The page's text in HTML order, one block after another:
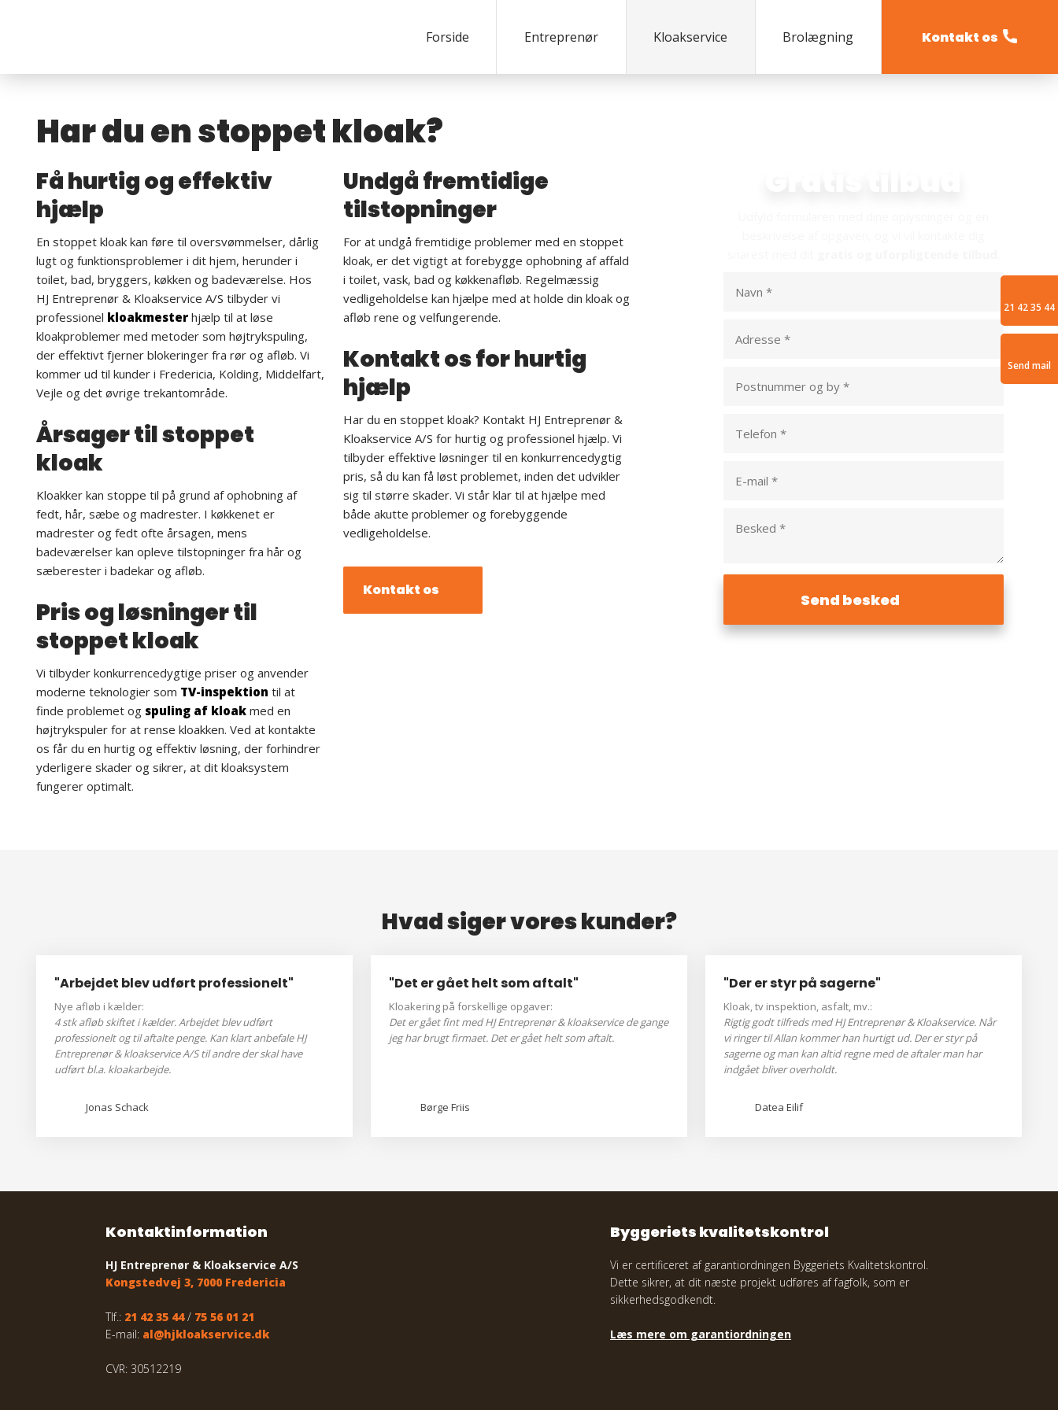
Forside Entreprenør Kloakservice Brolægning Kontakt os
21 42 35 44
Send mail
​Har du en stoppet kloak?
​Få hurtig og effektiv
hjælp
En stoppet kloak kan føre til oversvømmelser, dårlig
lugt og funktionsproblemer i dit hjem, herunder i
toilet, bad, bryggers, køkken og badeværelse. Hos
HJ Entreprenør & Kloakservice A/S tilbyder vi
professionel kloakmester hjælp til at løse
kloakproblemer med metoder som højtrykspuling,
der effektivt fjerner blokeringer fra rør og afløb. Vi
kommer ud til kunder i Fredericia, Kolding, Middelfart,
Vejle og det øvrige trekantområde.
Årsager til stoppet
kloak
Kloakker kan stoppe til på grund af ophobning af
fedt, hår, sæbe og madrester. I køkkenet er
madrester og fedt ofte årsagen, mens
badeværelser kan opleve tilstopninger fra hår og
sæberester i badekar og afløb.
Pris og løsninger til
stoppet kloak
Vi tilbyder konkurrencedygtige priser og anvender
moderne teknologier som TV-inspektion til at
finde problemet og spuling af kloak med en
højtrykspuler for at rense kloakken. Ved at kontakte
os får du en hurtig og effektiv løsning, der forhindrer
yderligere skader og sikrer, at dit kloaksystem
fungerer optimalt.
​Undgå fremtidige
tilstopninger
For at undgå fremtidige problemer med en stoppet
kloak, er det vigtigt at forebygge ophobning af affald
i toilet, vask, bad og køkkenafløb. Regelmæssig
vedligeholdelse kan hjælpe med at holde din kloak og
afløb rene og velfungerende.
Kontakt os for hurtig
hjælp
Har du en stoppet kloak? Kontakt HJ Entreprenør &
Kloakservice A/S for hurtig og professionel hjælp. Vi
tilbyder effektive løsninger til en konkurrencedygtig
pris, så du kan få løst problemet, inden det udvikler
sig til større skader. Vi står klar til at hjælpe med
både akutte problemer og forebyggende
vedligeholdelse.
Kontakt os
Hvad siger vores kunder?
"Arbejdet blev udført professionelt"
Nye afløb i kælder:
4 stk afløb skiftet i kælder. Arbejdet blev udført
professionelt og til aftalte penge. Kan klart anbefale HJ
Entreprenør & kloakservice A/S til andre der skal have
udført bl.a. kloakarbejde.
Jonas Schack
"Det er gået helt som aftalt"
Kloakering på forskellige opgaver:
Det er gået fint med HJ Entreprenør & kloakservice de gange
jeg har brugt firmaet. Det er gået helt som aftalt.
Børge Friis
"Der er styr på sagerne"
Kloak, tv inspektion, asfalt, mv.:
Rigtig godt tilfreds med HJ Entreprenør & Kloakservice. Når
vi ringer til Allan kommer han hurtigt ud. Der er styr på
sagerne og man kan altid regne med de aftaler man har
indgået bliver overholdt.
Datea Eilif
​Kontaktinformation
HJ Entreprenør & Kloakservice A/S
Kongstedvej 3, 7000 Fredericia
Tlf.: 21 42 35 44/ 75 56 01 21
E-mail: al@hjkloakservice.dk
CVR: 30512219
Byggeriets kvalitetskontrol
Vi er certificeret af garantiordningen Byggeriets Kvalitetskontrol.
Dette sikrer, at dit næste projekt udføres af fagfolk, som er
sikkerhedsgodkendt.
Læs mere om garantiordningen